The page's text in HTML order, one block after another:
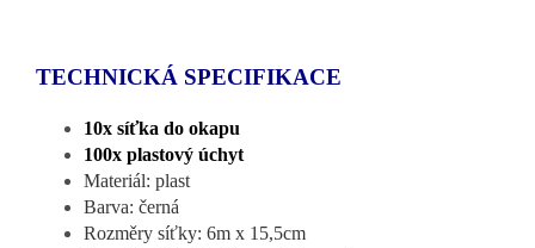
TECHNICKÁ SPECIFIKACE
10x síťka do okapu
100x plastový úchyt
Materiál: plast
Barva: černá
Rozměry síťky: 6m x 15,5cm